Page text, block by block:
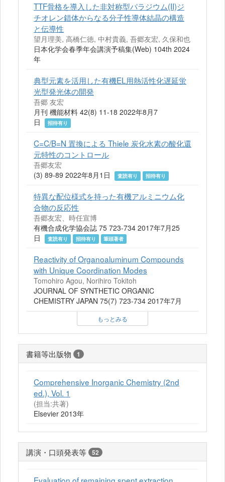
TTF骨格を導入した非対称型パラジウム(II)ジ
チオレン錯体からなる分子性導体結晶の構造
と伝導性
望月理美, 高橋仁徳, 中村貴義, 吾郷友宏, 久保和也
日本化学会春季年会講演予稿集(Web) 104th 2024
年
典型元素を活用した有機EL用熱活性化遅延蛍
光型発光体の開発
吾郷 友宏
月刊 機能材料 42(8) 11-18 2022年8月7
日
招待有り
C=C/B=N 置換による Thiele 炭化水素の酸化還
元特性のコントロール
吾郷友宏
(3) 89-89 2022年8月1日
査読有り 招待有り
特異な配位様式を持った有機アルミニウム化
合物の反応性
吾郷友宏、時任宣博
有機合成化学協会誌 75 723-734 2017年7月25
日
査読有り 招待有り 筆頭著者
Reactivity of Organoaluminum Compounds
with Unique Coordination Modes
Tomohiro Agou, Norihiro Tokitoh
JOURNAL OF SYNTHETIC ORGANIC
CHEMISTRY JAPAN 75(7) 723-734 2017年7月
もっとみる
書籍等出版物 1
Comprehensive Inorganic Chemistry (2nd
ed.), Vol. 1
(担当:共著)
Elsevier 2013年
講演・口頭発表等 52